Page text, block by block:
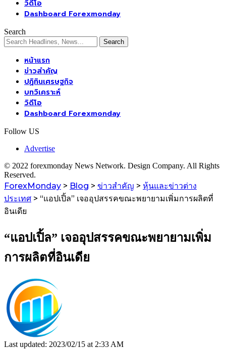
วิดีโอ
Dashboard Forexmonday
Search
หน้าแรก
ข่าวสำคัญ
ปฏิทินเศรษฐกิจ
บทวิเคราะห์
วิดีโอ
Dashboard Forexmonday
Follow US
Advertise
© 2022 forexmonday News Network. Design Company. All Rights
Reserved.
ForexMonday > Blog > ข่าวสำคัญ > หุ้นและข่าวต่าง
ประเทศ > “แอปเปิ้ล” เจออุปสรรคขณะพยายามเพิ่มการผลิตที่
อินเดีย
“แอปเปิ้ล” เจออุปสรรคขณะพยายามเพิ่ม
การผลิตที่อินเดีย
Last updated: 2023/02/15 at 2:33 AM